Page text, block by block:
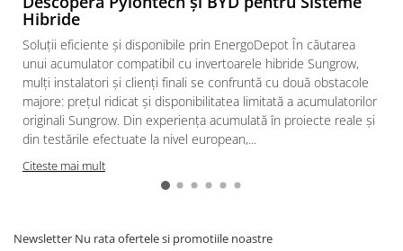
Intrerupator
Modular
Priza+Intrerupator
Pulsar Touch
Smart SHELLY
LED
Hibride
Soluții eficiente și disponibile prin EnergoDepot În căutarea
unui acumulator compatibil cu invertoarele hibride Sungrow,
mulți instalatori și clienți finali se confruntă cu două obstacole
majore: prețul ridicat și disponibilitatea limitată a acumulatorilor
originali Sungrow. Din experiența acumulată în proiecte reale și
din testările efectuate la nivel european,...
Citeste mai mult
Newsletter Nu rata ofertele si promotiile noastre